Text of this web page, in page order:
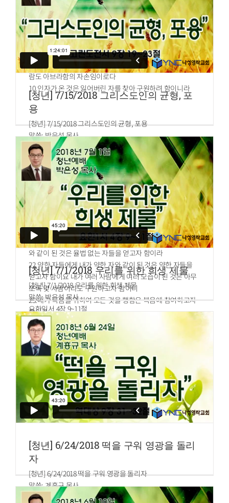
7.뭇 사람이 보고 수군거려 이르되 저가 죄인의 집에 유하러
들어갔도다 하더라
8.삭개오가 서서 주께 여짜오되 주여 보시옵소서 내 소유의
절반을 가난한 자들에게 주겠사오며 만일 누구의 것을 속여
빼앗은 일이 있으면 네 갑절이나 갚겠나이다
9.예수께서 이르시되 오늘 구원이 이 집에 이르렀으니 이 사
람도 아브라함의 자손임이로다
10.인자가 온 것은 잃어버린 자를 찾아 구원하려 함이니라
[청년] 7/15/2018 그리스도인의 균형, 포
용
[청년] 7/15/2018 그리스도인의 균형, 포용
말씀: 박은성 목사
고린도전서 9장 19~23절
19.내가 모든 사람에게서 자유로우나 스스로 모든 사람에게
종이 된 것은 더 많은 사람을 얻고자 함이라
20.유대인들에게 내가 유대인과 같이 된 것은 유대인들을 얻
고자 함이요 율법 아래에 있는 자들에게는 내가 율법 아래에
있지 아니하나 율법 아래에 있는 자 같이 된 것은 율법 아래에
있는 자들을 얻고자 함이요
21.율법 없는 자에게는 내가 하나님께는 율법 없는 자가 아니
요 도리어 그리스도의 율법 아래에 있는 자이나 율법 없는 자
와 같이 된 것은 율법 없는 자들을 얻고자 함이라
22.약한 자들에게 내가 약한 자와 같이 된 것은 약한 자들을
얻고자 함이요 내가 여러 사람에게 여러 모습이 된 것은 아무
쪼록 몇 사람이라도 구원하고자 함이니
23.내가 복음을 위하여 모든 것을 행함은 복음에 참여하고자
함이라
[청년] 7/1/2018 우리를 위한 희생 제물
[청년] 7/1/2018 우리를 위한 희생 제물
말씀: 박은성 목사
요한일서 4장 9~11절
9.하나님은 외아들을 세상에 보내셔서 우리가 그를 통해 살수
있게 하심으로 우리에게 자기의 사랑을 나타내셨습니다.
10.그러므로 우리가 하나님을 사랑한 것이 아니라 하나님께
서 우리를 사랑하셔서 자기 아들을 보내 우리를 죄에서 구원
하는 제물로 삼아주셨습니다.
11.사랑하는 여러분, 하나님께서 이토록 우리를 사랑해 주셨
으니 우리도 서로 사랑해야 합니다.
[청년] 6/24/2018 떡을 구워 영광을 돌리
자
[청년] 6/24/2018 떡을 구워 영광을 돌리자
말씀: 계흥규 목사
역대상 9장 31~32절